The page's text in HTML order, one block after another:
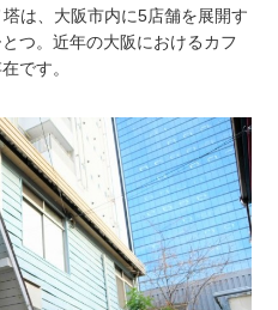
は、大阪市内に5店舗を展開す
つ。近年の大阪におけるカフ
です。